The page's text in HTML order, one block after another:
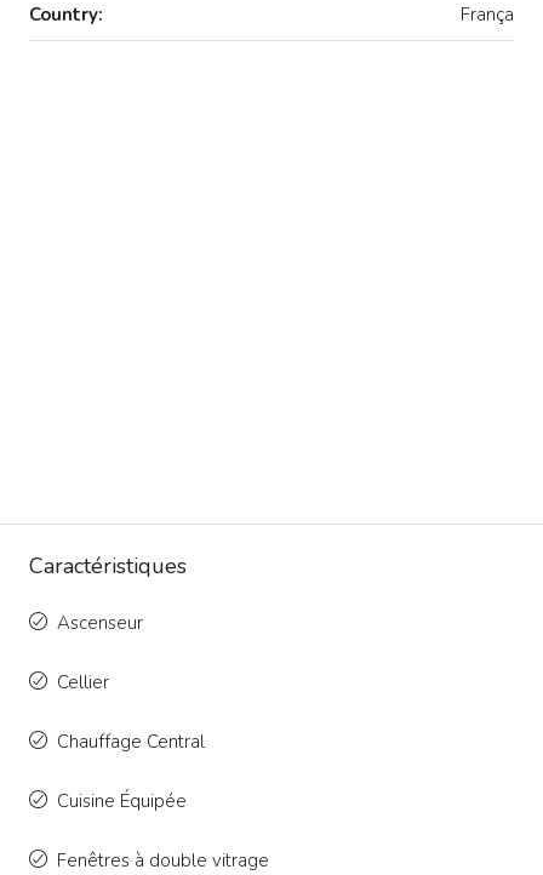
Country: França
Caractéristiques
Ascenseur
Cellier
Chauffage Central
Cuisine Équipée
Fenêtres à double vitrage